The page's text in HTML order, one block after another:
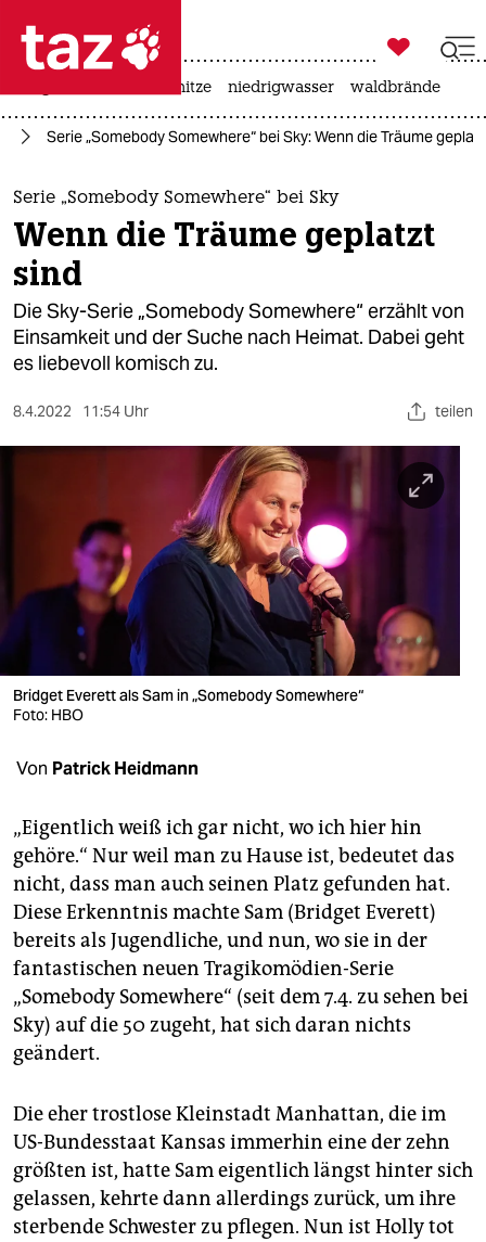
 taz zahl ich
taz zahl ich
themen
politik
öko
gesellschaft
sport
wahrheit
verlag
verlag
veranstaltungen
shop
unterstützen
abo
genossenschaft
epaper login

taz zahl ich
hitze niedrigwasser waldbrände
Serie „Somebody Somewhere“ bei Sky: Wenn die Träume
Serie „Somebody Somewhere“ bei Sky
Wenn die Träume geplatzt
sind
Die Sky-Serie „Somebody Somewhere“ erzählt von
Einsamkeit und der Suche nach Heimat. Dabei geht
es liebevoll komisch zu.
8.4.2022 11:54 Uhr teilen
Bridget Everett als Sam in „Somebody Somewhere“
Foto: HBO
Von Patrick Heidmann
„Eigentlich weiß ich gar nicht, wo ich hier hin
gehöre.“ Nur weil man zu Hause ist, bedeutet das
nicht, dass man auch seinen Platz gefunden hat.
Diese Erkenntnis machte Sam (Bridget Everett)
bereits als Jugendliche, und nun, wo sie in der
fantastischen neuen Tragikomödien-Serie
„Somebody Somewhere“ (seit dem 7.4. zu sehen bei
Sky) auf die 50 zugeht, hat sich daran nichts
geändert.
Die eher trostlose Kleinstadt Manhattan, die im
US-Bundesstaat Kansas immerhin eine der zehn
größten ist, hatte Sam eigentlich längst hinter sich
gelassen, kehrte dann allerdings zurück, um ihre
sterbende Schwester zu pflegen. Nun ist Holly tot